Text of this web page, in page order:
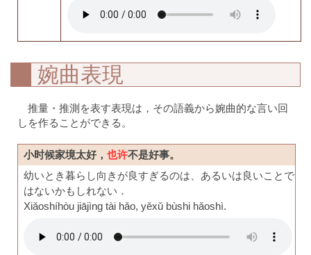
婉曲表現
推量・推測を表す表現は，その語義から婉曲的な言い回
しを作ることができる。
小时候家境太好， 也许不是好事。
幼いとき暮らし向きが良すぎるのは、あるいは良いことで
はないかもしれない．
Xiǎoshíhòu jiājìng tài hǎo, yěxǔ bùshi hǎoshì.